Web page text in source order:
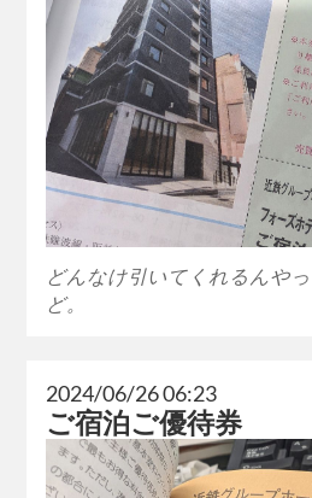
どんなけ引いてくれるんや
ど。
2024/06/26 06:23
ご宿泊ご優待券